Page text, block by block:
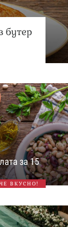
бутер
за 15
ВКУСНО!